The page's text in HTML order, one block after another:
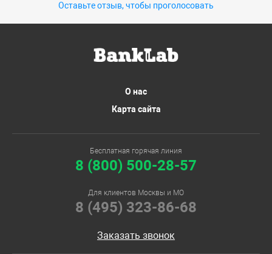
Оставьте отзыв, чтобы проголосовать
О нас
Карта сайта
Бесплатная горячая линия
8 (800) 500-28-57
Для клиентов Москвы и МО
8 (495) 323-86-68
Заказать звонок